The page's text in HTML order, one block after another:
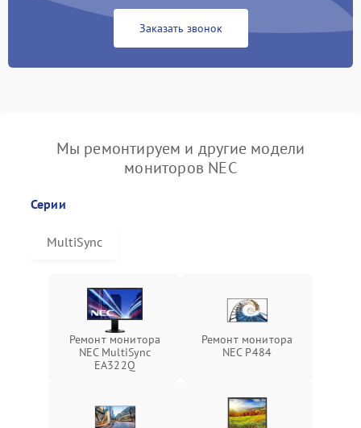
Заказать звонок
Мы ремонтируем и другие модели
мониторов NEC
Серии
MultiSync
Ремонт монитора
NEC MultiSync
EA322Q
Ремонт монитора
NEC P484